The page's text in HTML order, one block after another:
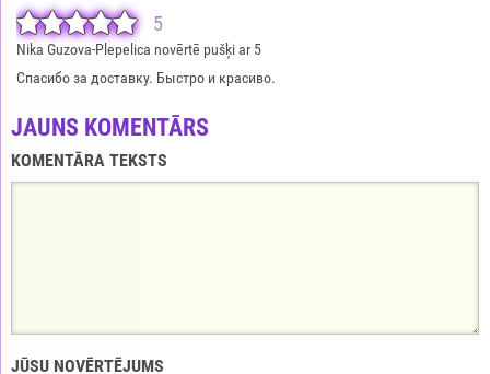
5
Nika Guzova-Plepelica novērtē pušķi ar 5
Спасибо за доставку. Быстро и красиво.
JAUNS KOMENTĀRS
KOMENTĀRA TEKSTS
JŪSU NOVĒRTĒJUMS